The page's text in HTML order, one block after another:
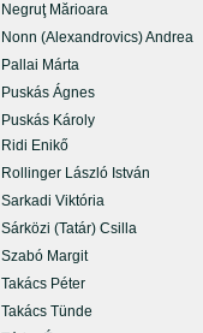
Negruţ Mărioara
Nonn (Alexandrovics) Andrea
Pallai Márta
Puskás Ágnes
Puskás Károly
Ridi Enikő
Rollinger László István
Sarkadi Viktória
Sárközi (Tatár) Csilla
Szabó Margit
Takács Péter
Takács Tünde